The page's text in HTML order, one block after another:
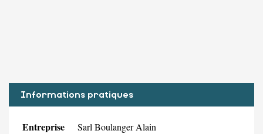
Informations pratiques
Entreprise Sarl Boulanger Alain